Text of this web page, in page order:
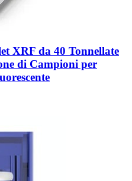
XRF da 40 Tonnellate
di Campioni per